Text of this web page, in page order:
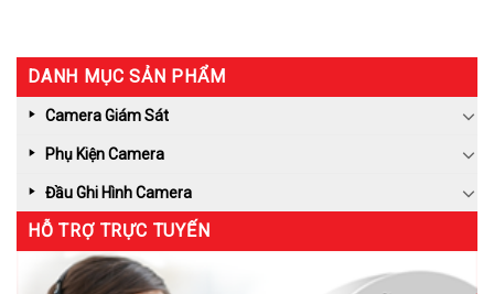
DANH MỤC SẢN PHẨM
Camera Giám Sát
Phụ Kiện Camera
Đầu Ghi Hình Camera
HỖ TRỢ TRỰC TUYẾN